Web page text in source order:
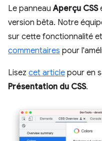
Le panneauAperçu CSS
version bêta. Notre
sur cette fonctionnalité
commentaires pour
Lisez cet article pour en
Présentation du CSS.